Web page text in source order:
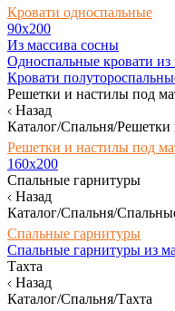
Кровати односпальные
90х200
Из массива сосны
Односпальные кровати из
Кровати
Решетки и настилы под
Назад
Каталог/Спальня/
Решетки и настилы под
160х200
Спальные гарнитуры
Назад
Каталог/Спальня/
Спальные гарнитуры
Спальные гарнитуры из
Тахта
Назад
Каталог/Спальня/Тахта